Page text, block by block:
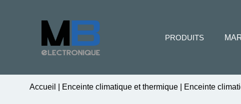
Accueil Enceinte climatique et thermique Enceinte
PRODUITS